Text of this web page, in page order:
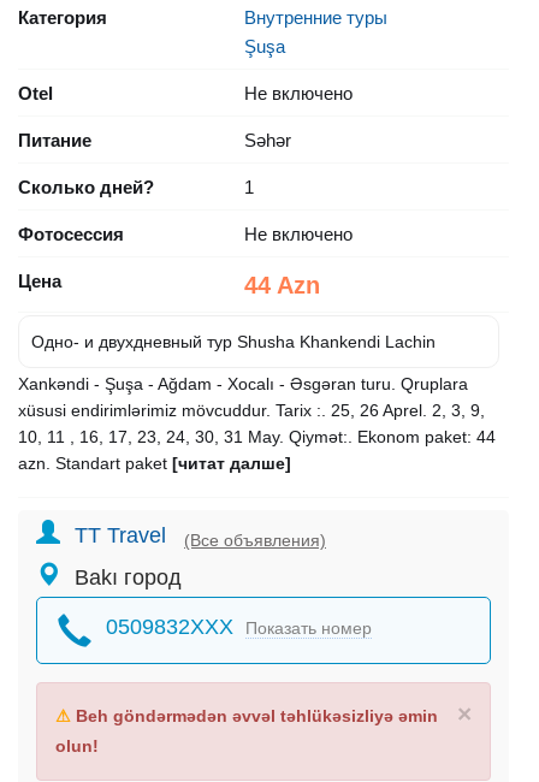
Категория
Внутренние туры
Şuşa
Otel Не включено
Питание Səhər
Сколько дней? 1
Фотосессия Не включено
Цена 44 Azn
Одно- и двухдневный тур Shusha Khankendi Lachin
Xankəndi - Şuşa - Ağdam - Xocalı - Əsgəran turu. Qruplara
xüsusi endirimlərimiz mövcuddur. Tarix :. 25, 26 Aprel. 2, 3, 9,
10, 11 , 16, 17, 23, 24, 30, 31 May. Qiymət:. Ekonom paket: 44
azn. Standart paket [читат далше]
TT Travel (Все объявления)
Bakı город
0509832XXX Показать номер
×
⚠ Beh göndərmədən əvvəl təhlükəsizliyə əmin
olun!